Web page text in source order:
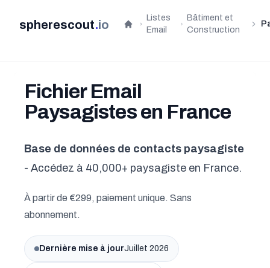
spherescout.io Accueil
Listes
Email
Bâtiment et
Construction
Fichier Email
Paysagistes en France
Base de données de contacts paysagiste
- Accédez à 40,000+ paysagiste en France.
À partir de €299, paiement unique. Sans
abonnement.
Dernière mise à jourJuillet 2026